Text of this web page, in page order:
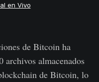
en Vivo
de Bitcoin ha
archivos almacenados
de Bitcoin, lo